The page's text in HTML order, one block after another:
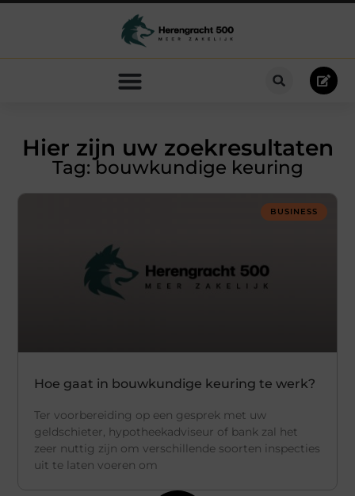
Hier zijn uw zoekresultaten
Tag: bouwkundige keuring
BUSINESS
Hoe gaat in bouwkundige keuring te werk?
Ter voorbereiding op een gesprek met uw
geldschieter, hypotheekadviseur of bank zal het
zeer nuttig zijn om verschillende soorten inspecties
uit te laten voeren om